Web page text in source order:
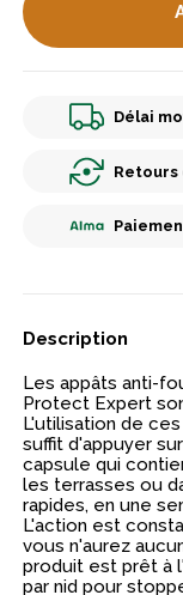
Délai
Retours
Description
Les appâts anti-
Protect Expert
L'utilisation de
suffit d'appuyer
capsule qui
les terrasses ou
rapides, en une
L'action est
vous n'aurez
produit est prêt à
par nid pour